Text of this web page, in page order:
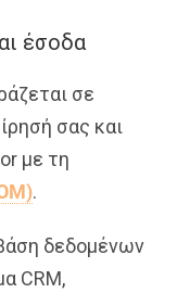
έσοδα
σε
σας και
με τη
.
δεδομένων
CRM,